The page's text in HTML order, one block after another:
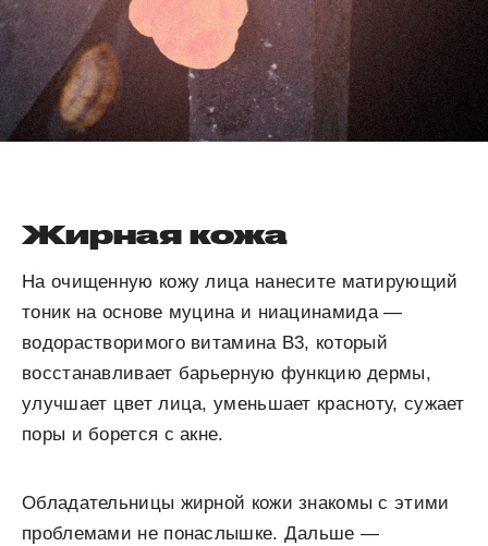
Жирная кожа
На очищенную кожу лица нанесите матирующий
тоник на основе муцина и ниацинамида —
водорастворимого витамина B3, который
восстанавливает барьерную функцию дермы,
улучшает цвет лица, уменьшает красноту, сужает
поры и борется с акне.
Обладательницы жирной кожи знакомы с этими
проблемами не понаслышке. Дальше —